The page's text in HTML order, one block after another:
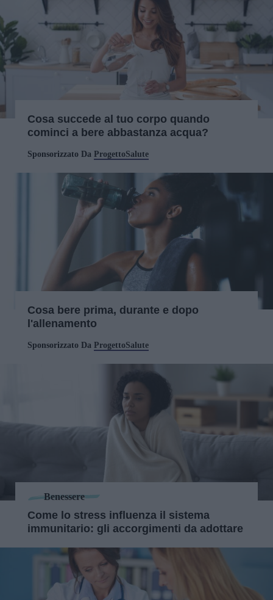
Cosa succede al tuo corpo quando
cominci a bere abbastanza acqua?
Sponsorizzato Da ProgettoSalute
Cosa bere prima, durante e dopo
l'allenamento
Sponsorizzato Da ProgettoSalute
Benessere
Come lo stress influenza il sistema
immunitario: gli accorgimenti da adottare